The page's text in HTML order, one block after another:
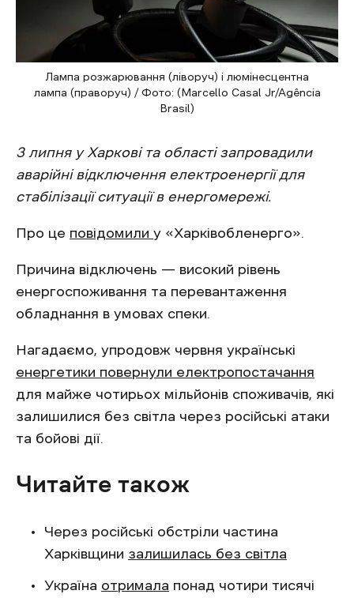
Лампа розжарювання (ліворуч) і люмінесцентна
лампа (праворуч) / Фото: (Marcello Casal Jr/Agência
Brasil)
3 липня у Харкові та області запровадили
аварійні відключення електроенергії для
стабілізації ситуації в енергомережі.
Про це повідомили у «Харківобленерго».
Причина відключень — високий рівень
енергоспоживання та перевантаження
обладнання в умовах спеки.
Нагадаємо, упродовж червня українські
енергетики повернули електропостачання
для майже чотирьох мільйонів споживачів, які
залишилися без світла через російські атаки
та бойові дії.
Читайте також
Через російські обстріли частина
Харківщини залишилась без світла
Україна отримала понад чотири тисячі